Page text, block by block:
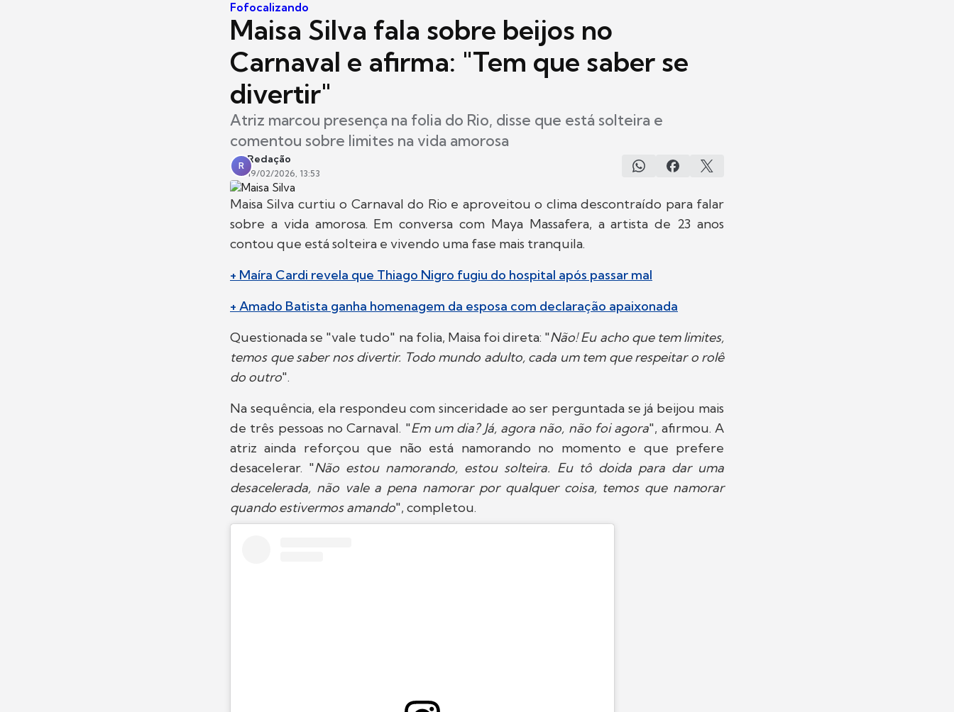
Fofocalizando
Maisa Silva fala sobre beijos no
Carnaval e afirma: "Tem que saber se
divertir"
Atriz marcou presença na folia do Rio, disse que está solteira e
comentou sobre limites na vida amorosa
R
Redação
19/02/2026, 13:53
Maisa Silva curtiu o Carnaval do Rio e aproveitou o clima descontraído para falar
sobre a vida amorosa. Em conversa com Maya Massafera, a artista de 23 anos
contou que está solteira e vivendo uma fase mais tranquila.
+ Maíra Cardi revela que Thiago Nigro fugiu do hospital após passar mal
+ Amado Batista ganha homenagem da esposa com declaração apaixonada
Questionada se "vale tudo" na folia, Maisa foi direta: "Não! Eu acho que tem limites,
temos que saber nos divertir. Todo mundo adulto, cada um tem que respeitar o rolê
do outro".
Na sequência, ela respondeu com sinceridade ao ser perguntada se já beijou mais
de três pessoas no Carnaval. "Em um dia? Já, agora não, não foi agora", afirmou. A
atriz ainda reforçou que não está namorando no momento e que prefere
desacelerar. "Não estou namorando, estou solteira. Eu tô doida para dar uma
desacelerada, não vale a pena namorar por qualquer coisa, temos que namorar
quando estivermos amando", completou.